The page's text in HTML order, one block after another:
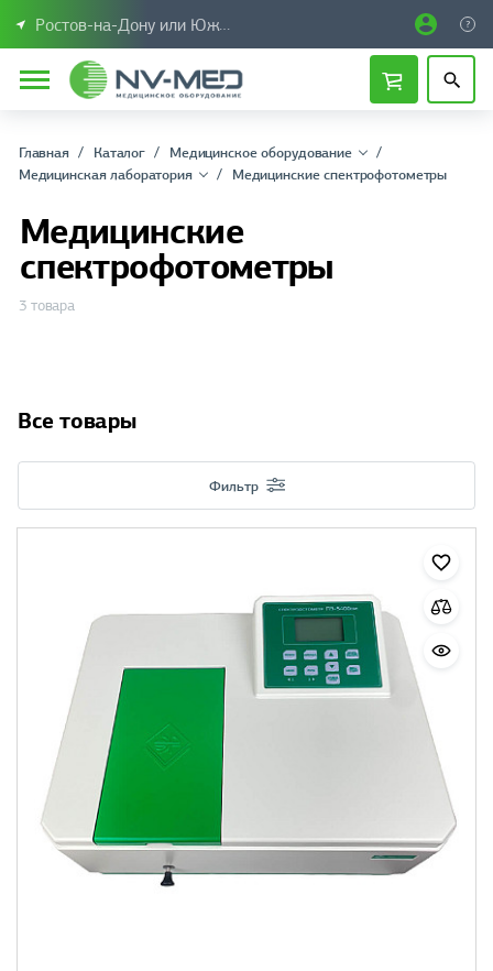
Ростов-на-Дону или Южный Федеральный округ
Главная Каталог
Медицинское оборудование
Медицинская лаборатория
Медицинские спектрофотометры
Медицинские
спектрофотометры
3 товара
Все товары
Фильтр